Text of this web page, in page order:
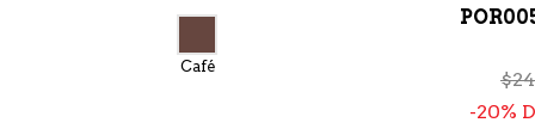
Café
20%